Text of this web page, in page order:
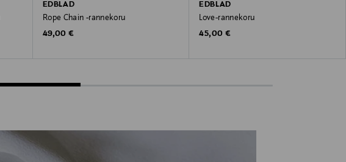
EDBLAD
Rope Chain -rannekoru
Original Price
49,00 €
EDBLAD
Love-rannekoru
Original Price
45,00 €